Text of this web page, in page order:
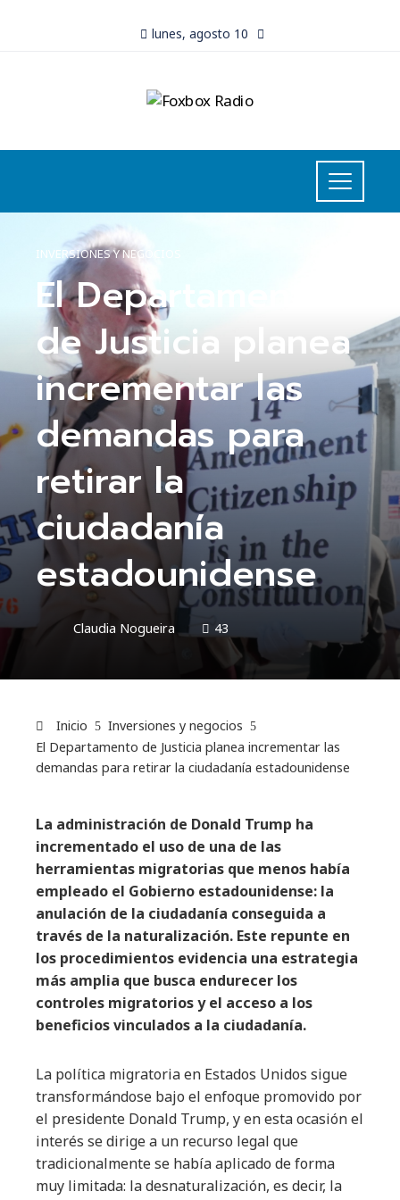
lunes, agosto 10
INVERSIONES Y NEGOCIOS
El Departamento
de Justicia planea
incrementar las
demandas para
retirar la
ciudadanía
estadounidense
Claudia Nogueira 43
Inicio
Inversiones y negocios
El Departamento de Justicia planea incrementar las
demandas para retirar la ciudadanía estadounidense
La administración de Donald Trump ha
incrementado el uso de una de las
herramientas migratorias que menos había
empleado el Gobierno estadounidense: la
anulación de la ciudadanía conseguida a
través de la naturalización. Este repunte en
los procedimientos evidencia una estrategia
más amplia que busca endurecer los
controles migratorios y el acceso a los
beneficios vinculados a la ciudadanía.
La política migratoria en Estados Unidos sigue
transformándose bajo el enfoque promovido por
el presidente Donald Trump, y en esta ocasión el
interés se dirige a un recurso legal que
tradicionalmente se había aplicado de forma
muy limitada: la desnaturalización, es decir, la